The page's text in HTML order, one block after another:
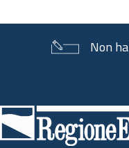
Non
di
pagina